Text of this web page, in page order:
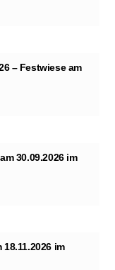
– Festwiese am
30.09.2026 im
im